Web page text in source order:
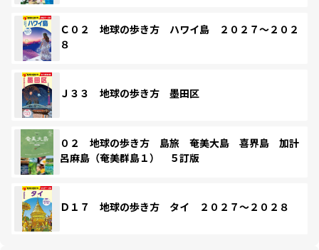
Ｃ０２ 地球の歩き方 ハワイ島 ２０２７～２０２
８
Ｊ３３ 地球の歩き方 墨田区
０２ 地球の歩き方 島旅 奄美大島 喜界島 加計
呂麻島（奄美群島１） ５訂版
Ｄ１７ 地球の歩き方 タイ ２０２７～２０２８